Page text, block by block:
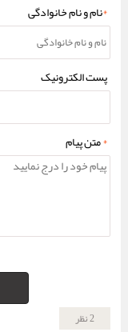
*نام و نام خانوادگی
پست الکترونیک
*متن پیام
2 نظر